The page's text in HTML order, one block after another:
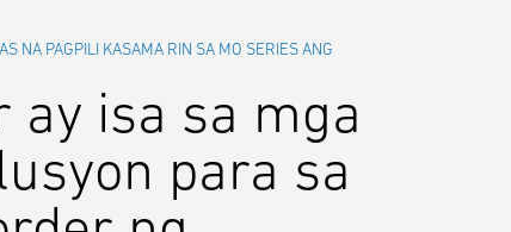
NA PAGPILI KASAMA RIN SA MO SERIES ANG
ay isa sa mga
para sa